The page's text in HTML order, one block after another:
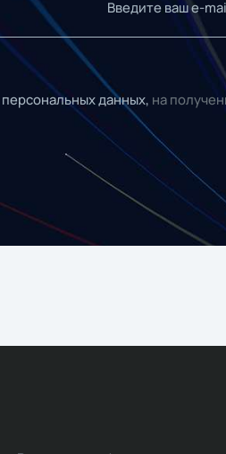
персональных данных, на